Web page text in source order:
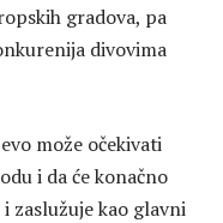
gradova, pa
divovima
može očekivati
i da će konačno
zaslužuje kao glavni